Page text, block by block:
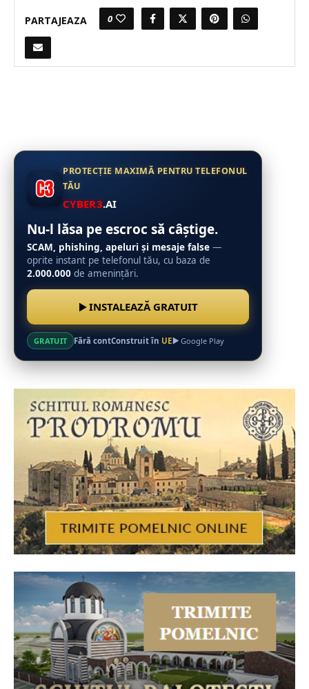
PARTAJEAZA 0
PROTECȚIE MAXIMĂ PENTRU TELEFONUL
TĂU
CYBER3.AI
Nu-l lăsa pe escroc să câștige.
SCAM, phishing, apeluri și mesaje false —
oprite instant pe telefonul tău, cu baza de
2.000.000 de amenințări.
INSTALEAZĂ GRATUIT
GRATUIT Fără contConstruit în UE Google Play